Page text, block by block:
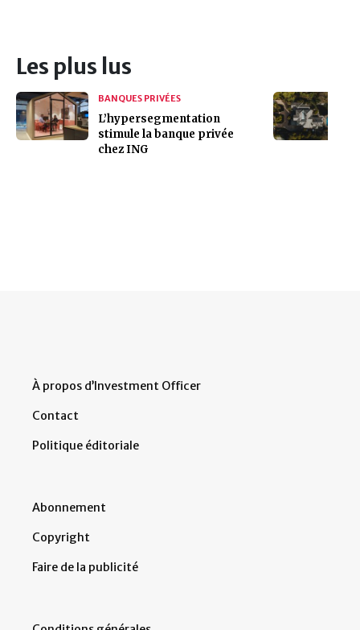
Les plus lus
BANQUES PRIVÉES
L’hypersegmentation
stimule la banque privée
chez ING
À propos d’Investment Officer
Contact
Politique éditoriale
Abonnement
Copyright
Faire de la publicité